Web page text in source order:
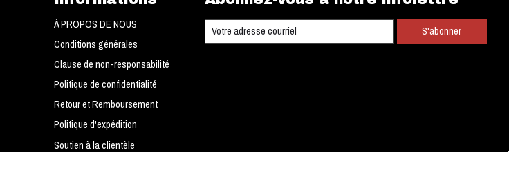
À PROPOS DE NOUS
Conditions générales
Clause de non-responsabilité
Politique de confidentialité
Retour et Remboursement
Politique d'expédition
Soutien à la clientèle
S'abonner